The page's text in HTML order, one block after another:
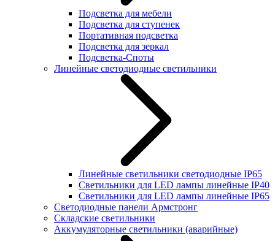
Подсветка для мебели
Подсветка для ступенек
Портативная подсветка
Подсветка для зеркал
Подсветка-Споты
Линейные светодиодные светильники
Линейные светильники светодиодные IP65
Светильники для LED лампы линейные IP40
Светильники для LED лампы линейные IP65
Светодиодные панели Армстронг
Складские светильники
Аккумуляторные светильники (аварийные)